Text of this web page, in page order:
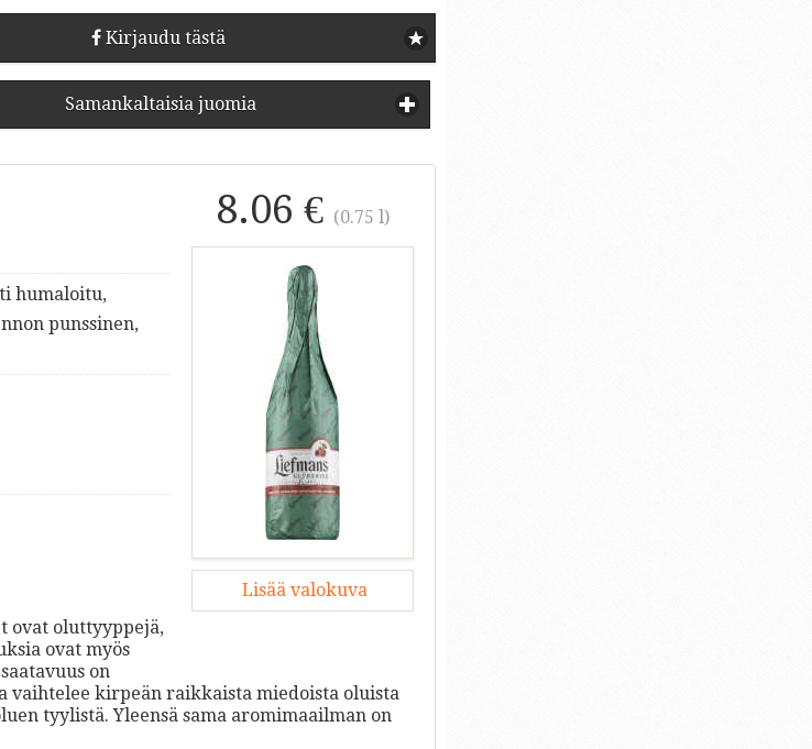
Kirjaudu tästä
Samankaltaisia juomia
8.06 € (0.75 l)
Lisää valokuva
humaloitu,
punssinen,
ovat oluttyyppejä,
ovat myös
on
vaihtelee kirpeän raikkaista miedoista oluista
tyylistä. Yleensä sama aromimaailman on